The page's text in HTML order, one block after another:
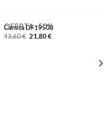
OFERTA -50%
Camisa DF19503
43,60€ 21,80€